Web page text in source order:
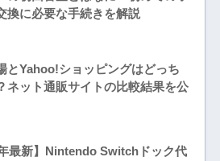
換に必要な手続きを解説
とYahoo!ショッピングはどっち
ネット通販サイトの比較結果を公
年最新】Nintendo Switchドック代